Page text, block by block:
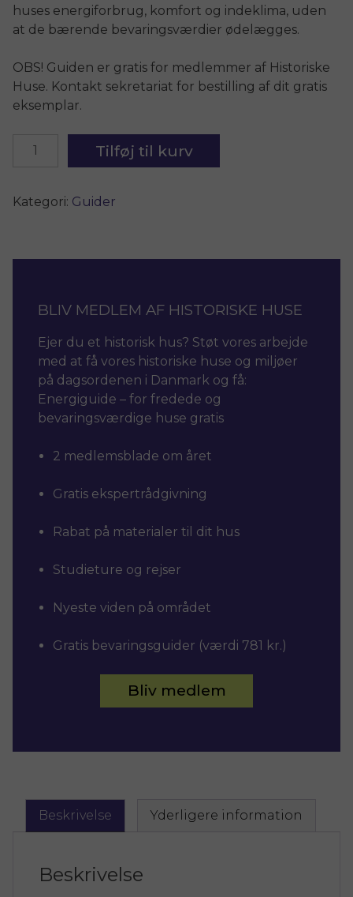
huses energiforbrug, komfort og indeklima, uden
at de bærende bevaringsværdier ødelægges.
OBS! Guiden er gratis for medlemmer af Historiske
Huse. Kontakt sekretariat for bestilling af dit gratis
eksemplar.
Energiguide
fredede
huse
Tilføj til kurv
Kategori: Guider
BLIV MEDLEM AF HISTORISKE HUSE
Ejer du et historisk hus? Støt vores arbejde
med at få vores historiske huse og miljøer
på dagsordenen i Danmark og få:
Energiguide – for fredede og
bevaringsværdige huse gratis
2 medlemsblade om året
Gratis ekspertrådgivning
Rabat på materialer til dit hus
Studieture og rejser
Nyeste viden på området
Gratis bevaringsguider (værdi 781 kr.)
Bliv medlem
Beskrivelse Yderligere information
Beskrivelse